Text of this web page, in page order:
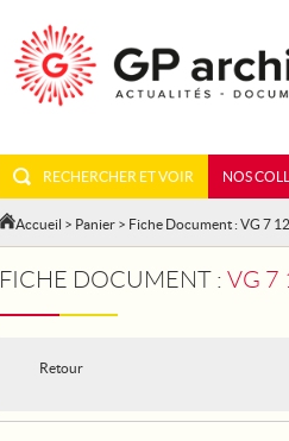
RECHERCHER ET VOIR NOS
Accueil > Panier > Fiche Document : VG 7
FICHE DOCUMENT : VG 7
Retour